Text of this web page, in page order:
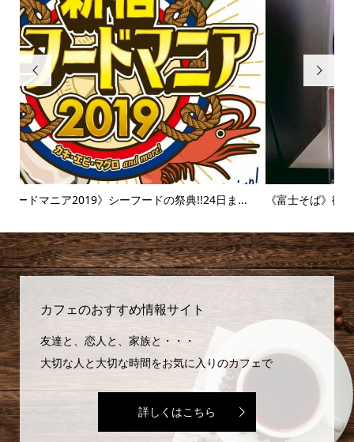

《富士そば》衝撃のタピオカ漬け丼!!販売延長を繰り返すその

友達と、恋人と、家族と・・・
大切な人と大切な時間をお気に入りのカフェで